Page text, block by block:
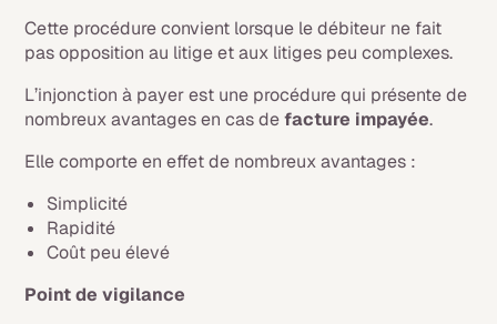
Cette procédure convient lorsque le débiteur ne fait
pas opposition au litige et aux litiges peu complexes.
L’injonction à payer est une procédure qui présente de
nombreux avantages en cas defacture impayée.
Elle comporte en effet de nombreux avantages :
Simplicité
Rapidité
Coût peu élevé
Point de vigilance